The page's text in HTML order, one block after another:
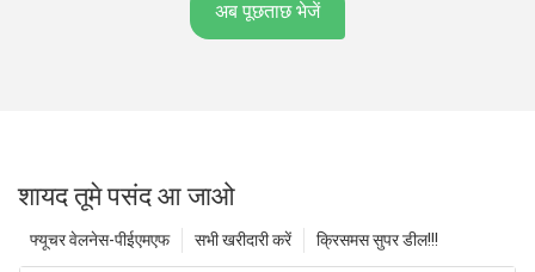
अब पूछताछ भेजें
शायद तूमे पसंद आ जाओ
क्रिसमस सुपर डील!!!
सभी खरीदारी करें
फ्यूचर वेलनेस-पीईएमएफ